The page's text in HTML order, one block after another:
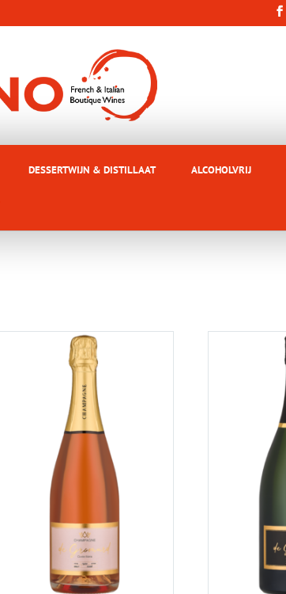
DESSERTWIJN & DISTILLAAT ALCOHOLVRIJ